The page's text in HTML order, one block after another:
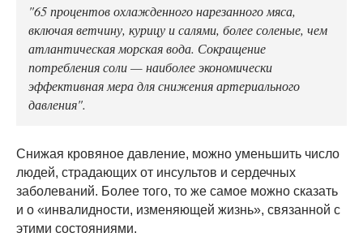
"65 процентов охлажденного нарезанного мяса,
включая ветчину, курицу и салями, более соленые, чем
атлантическая морская вода. Сокращение
потребления соли — наиболее экономически
эффективная мера для снижения артериального
давления".
Снижая кровяное давление, можно уменьшить число
людей, страдающих от инсультов и сердечных
заболеваний. Более того, то же самое можно сказать
и о «инвалидности, изменяющей жизнь», связанной с
этими состояниями.